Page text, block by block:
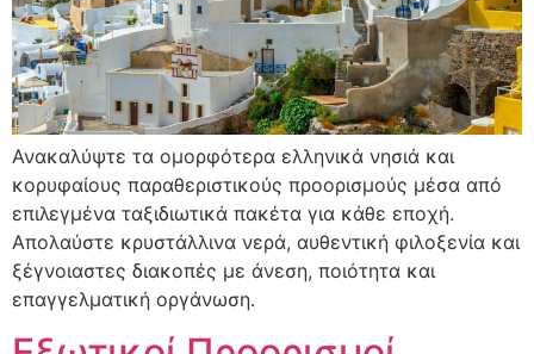
Ανακαλύψτε τα ομορφότερα ελληνικά νησιά και
κορυφαίους παραθεριστικούς προορισμούς μέσα από
επιλεγμένα ταξιδιωτικά πακέτα για κάθε εποχή.
Απολαύστε κρυστάλλινα νερά, αυθεντική φιλοξενία και
ξέγνοιαστες διακοπές με άνεση, ποιότητα και
επαγγελματική οργάνωση.